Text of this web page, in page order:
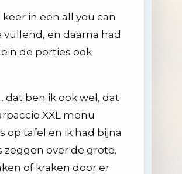
in een all you can
en daarna had
de porties ook
dat ben ik ook wel, dat
XXL menu
op tafel en ik had bijna
over de grote.
of kraken door er